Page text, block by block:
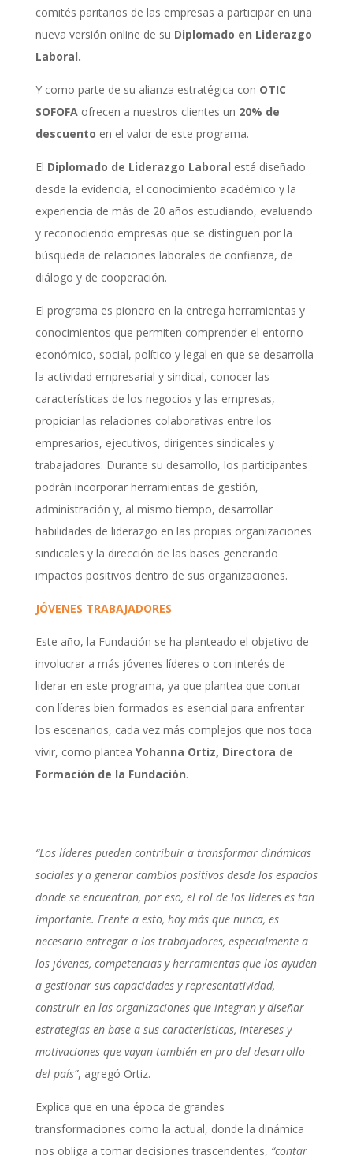
comités paritarios de las empresas a participar en una
nueva versión online de su Diplomado en Liderazgo
Laboral.
Y como parte de su alianza estratégica con OTIC
SOFOFA ofrecen a nuestros clientes un 20% de
descuento en el valor de este programa.
El Diplomado de Liderazgo Laboral está diseñado
desde la evidencia, el conocimiento académico y la
experiencia de más de 20 años estudiando, evaluando
y reconociendo empresas que se distinguen por la
búsqueda de relaciones laborales de confianza, de
diálogo y de cooperación.
El programa es pionero en la entrega herramientas y
conocimientos que permiten comprender el entorno
económico, social, político y legal en que se desarrolla
la actividad empresarial y sindical, conocer las
características de los negocios y las empresas,
propiciar las relaciones colaborativas entre los
empresarios, ejecutivos, dirigentes sindicales y
trabajadores. Durante su desarrollo, los participantes
podrán incorporar herramientas de gestión,
administración y, al mismo tiempo, desarrollar
habilidades de liderazgo en las propias organizaciones
sindicales y la dirección de las bases generando
impactos positivos dentro de sus organizaciones.
JÓVENES TRABAJADORES
Este año, la Fundación se ha planteado el objetivo de
involucrar a más jóvenes líderes o con interés de
liderar en este programa, ya que plantea que contar
con líderes bien formados es esencial para enfrentar
los escenarios, cada vez más complejos que nos toca
vivir, como plantea Yohanna Ortiz, Directora de
Formación de la Fundación.
“Los líderes pueden contribuir a transformar dinámicas
sociales y a generar cambios positivos desde los espacios
donde se encuentran, por eso, el rol de los líderes es tan
importante. Frente a esto, hoy más que nunca, es
necesario entregar a los trabajadores, especialmente a
los jóvenes, competencias y herramientas que los ayuden
a gestionar sus capacidades y representatividad,
construir en las organizaciones que integran y diseñar
estrategias en base a sus características, intereses y
motivaciones que vayan también en pro del desarrollo
del país”, agregó Ortiz.
Explica que en una época de grandes
transformaciones como la actual, donde la dinámica
nos obliga a tomar decisiones trascendentes, “contar